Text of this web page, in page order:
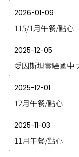
2026-01-09
115/1月午餐/點心
2025-12-05
愛因斯坦實驗國中
2025-12-01
12月午餐/點心
2025-11-03
11月午餐/點心